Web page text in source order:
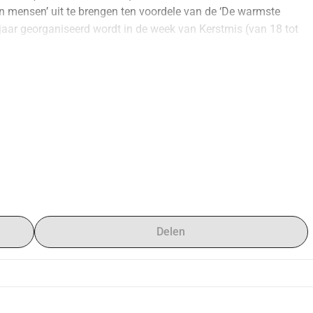
uit te brengen ten voordele van de ‘De warmste
georganiseerd wordt in de week van Kerstmis (van 18 tot
thema van De Warmste Week en tegelijk de werking van de
zorge’ ligt ook rapper DISSIPLIN nauw aan het hart: “Ikzelf
gezien die andere kinderen niet zagen en juist daarom
van mijn vader (Ex-president van Blue Angels MC Belgium).
Bart (BartiX) en Libra Music Records om samen een
eerlijke kansen en een goede jeugd!.” Aldus Dissiplin.
errond, een mooi bedrag te kunnen schenken.
voor vijf Euro via www.BartiXmusic.com of een
info kan je steeds contact opnemen via
Delen